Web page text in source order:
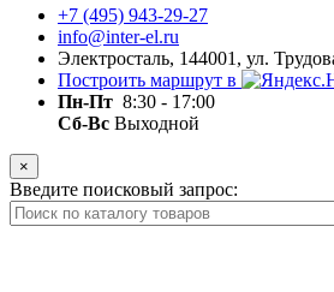
+7 (495) 943-29-27
info@inter-el.ru
Электросталь, 144001, ул.
Построить маршрут в
Пн-Пт 8:30 - 17:00
Сб-Вс Выходной
×
Введите поисковый запрос: